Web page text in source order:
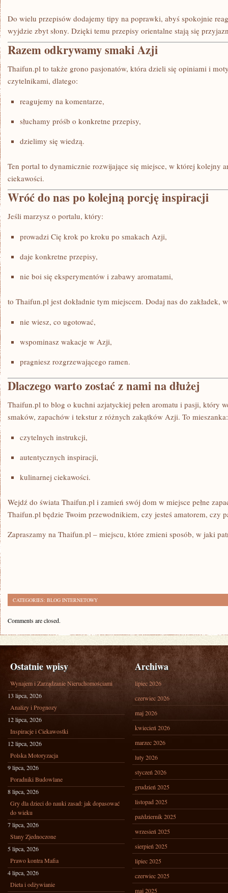
Do wielu przepisów dodajemy tipy na poprawki, abyś spokojnie
wyjdzie zbyt słony. Dzięki temu przepisy orientalne stają się
Razem odkrywamy smaki Azji
Thaifun.pl to także grono pasjonatów, która dzieli się opiniami i
czytelnikami, dlatego:
reagujemy na komentarze,
słuchamy próśb o konkretne przepisy,
dzielimy się wiedzą.
Ten portal to dynamicznie rozwijające się miejsce, w której kolejny
ciekawości.
Wróć do nas po kolejną porcję inspiracji
Jeśli marzysz o portalu, który:
prowadzi Cię krok po kroku po smakach Azji,
daje konkretne przepisy,
nie boi się eksperymentów i zabawy aromatami,
to Thaifun.pl jest dokładnie tym miejscem. Dodaj nas do zakładek,
nie wiesz, co ugotować,
wspominasz wakacje w Azji,
pragniesz rozgrzewającego ramen.
Dlaczego warto zostać z nami na dłużej
Thaifun.pl to blog o kuchni azjatyckiej pełen aromatu i pasji, który
smaków, zapachów i tekstur z różnych zakątków Azji. To mieszanka:
czytelnych instrukcji,
autentycznych inspiracji,
kulinarnej ciekawości.
Wejdź do świata Thaifun.pl i zamień swój dom w miejsce pełne
Thaifun.pl będzie Twoim przewodnikiem, czy jesteś amatorem, czy
Zapraszamy na Thaifun.pl – miejscu, które zmieni sposób, w jaki
CATEGORIES: BLOG INTERNETOWY
Comments are closed.
Ostatnie wpisy
Wynajem i Zarządzanie Nieruchomościami
13 lipca, 2026
Analizy i Prognozy
12 lipca, 2026
Inspiracje i Ciekawostki
12 lipca, 2026
Polska Motoryzacja
9 lipca, 2026
Poradniki Budowlane
8 lipca, 2026
Gry dla dzieci do nauki zasad: jak dopasować
do wieku
7 lipca, 2026
Stany Zjednoczone
5 lipca, 2026
Prawo kontra Mafia
4 lipca, 2026
Dieta i odżywianie
Archiwa
lipiec 2026
czerwiec 2026
maj 2026
kwiecień 2026
marzec 2026
luty 2026
styczeń 2026
grudzień 2025
listopad 2025
październik 2025
wrzesień 2025
sierpień 2025
lipiec 2025
czerwiec 2025
maj 2025